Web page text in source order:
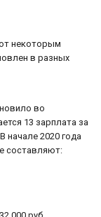
некоторым
в разных
во
13 зарплата за
начале 2020 года
составляют: